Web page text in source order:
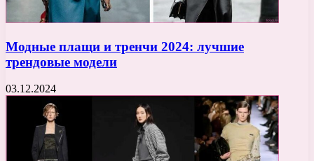
Модные плащи и тренчи 2024: лучшие
трендовые модели
03.12.2024